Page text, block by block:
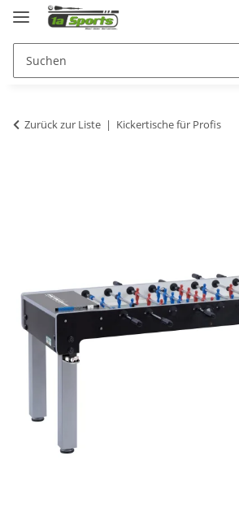
Zurück zur Liste Kickertische für Profis